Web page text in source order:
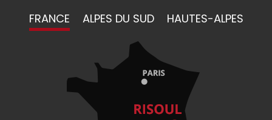
FRANCE ALPES DU SUD HAUTES-ALPES